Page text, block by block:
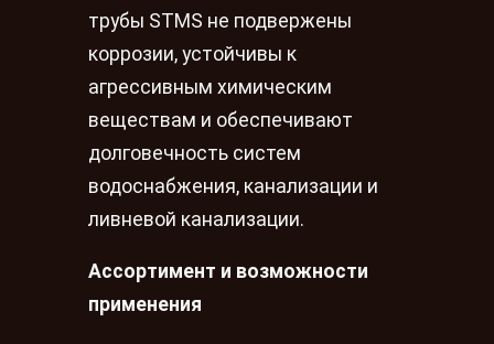
трубы STMS не подвержены
коррозии, устойчивы к
агрессивным химическим
веществам и обеспечивают
долговечность систем
водоснабжения, канализации и
ливневой канализации.
Ассортимент и возможности
применения